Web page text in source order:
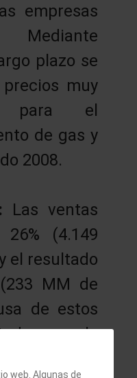
empresas
plazo se
muy
para el
de gas y
2008.
Las ventas
(4.149
el resultado
MM de
de estos
es la
web. Algunas de